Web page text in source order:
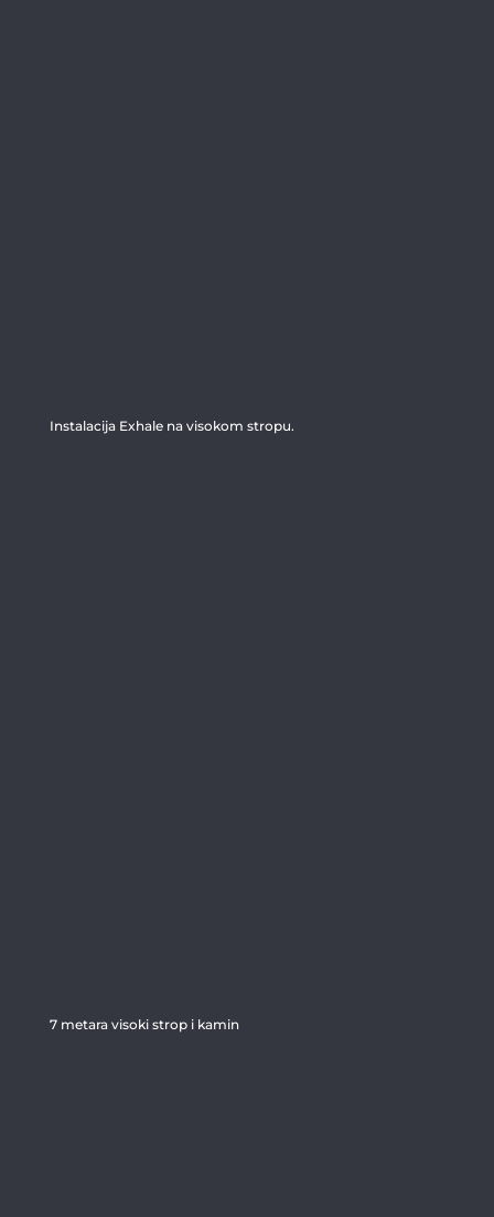
Instalacija Exhale na visokom stropu.
7 metara visoki strop i kamin